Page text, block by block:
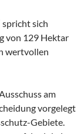
sich
von 129 Hektar
wertvollen
am
vorgelegt
Gebiete.